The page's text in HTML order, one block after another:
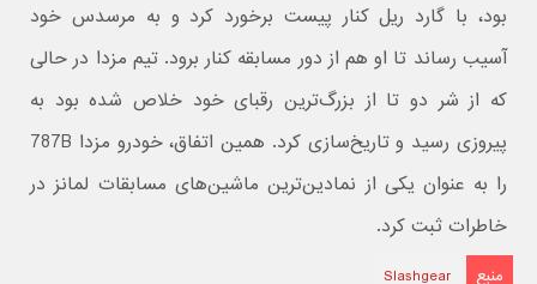
بود، با گارد ریل کنار پیست برخورد کرد و به مرسدس خود
آسیب رساند تا او هم از دور مسابقه کنار برود. تیم مزدا در حالی
که از شر دو تا از بزرگ‌ترین رقبای خود خلاص شده بود به
پیروزی رسید و تاریخ‌سازی کرد. همین اتفاق، خودرو مزدا 787B
را به عنوان یکی از نمادین‌ترین ماشین‌های مسابقات لمانز در
خاطرات ثبت کرد.
منبع Slashgear